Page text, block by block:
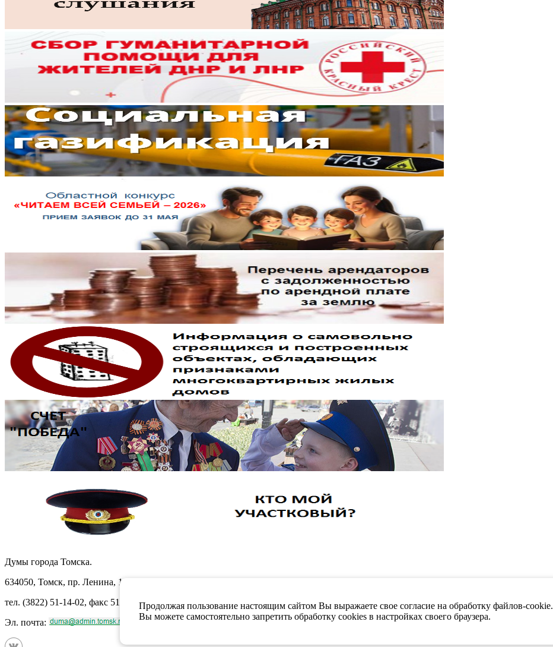
Думы города Томска.
634050, Томск, пр. Ленина, 105
тел. (3822) 51-14-02, факс 51-10-71
Эл. почта:
Продолжая пользование настоящим сайтом Вы выражаете свое согласие на обработку файлов-cookie.
Вы можете самостоятельно запретить обработку cookies в настройках своего браузера.